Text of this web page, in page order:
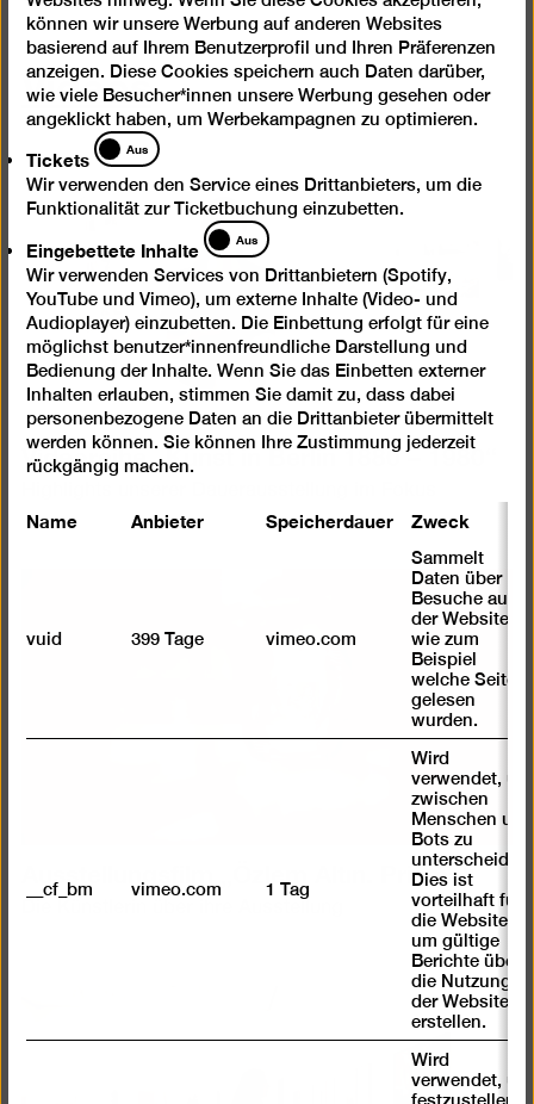
Videos
Videoreihe „Kunst in Berlin 1880 – 1980“
Ausstellungsfilm „Özlem Altın. Prisma“
Die Künstlerin über ihre Ausstellung
können wir unsere Werbung auf anderen Websites
basierend auf Ihrem Benutzerprofil und Ihren Präferenzen
anzeigen. Diese Cookies speichern auch Daten darüber,
wie viele Besucher*innen unsere Werbung gesehen oder
angeklickt haben, um Werbekampagnen zu optimieren.
Tickets
Tickets
Aus
Wir verwenden den Service eines Drittanbieters, um die
Funktionalität zur Ticketbuchung einzubetten.
Eingebettete Inhalte
Eingebettete
Inhalte
Aus
Wir verwenden Services von Drittanbietern (Spotify,
YouTube und Vimeo), um externe Inhalte (Video- und
Audioplayer) einzubetten. Die Einbettung erfolgt für eine
möglichst benutzer*innenfreundliche Darstellung und
Bedienung der Inhalte. Wenn Sie das Einbetten externer
Inhalten erlauben, stimmen Sie damit zu, dass dabei
personenbezogene Daten an die Drittanbieter übermittelt
werden können. Sie können Ihre Zustimmung jederzeit
rückgängig machen.
Name Anbieter Speicherdauer Zweck
vuid 399 Tage vimeo.com
Sammelt
Daten über
Besuche auf
der Website,
wie zum
Beispiel
welche Seiten
gelesen
wurden.
__cf_bm vimeo.com 1 Tag
Wird
verwendet, um
zwischen
Menschen und
Bots zu
unterscheiden.
Dies ist
vorteilhaft für
die Website,
um gültige
Berichte über
die Nutzung
der Website zu
erstellen.
Wird
verwendet, um